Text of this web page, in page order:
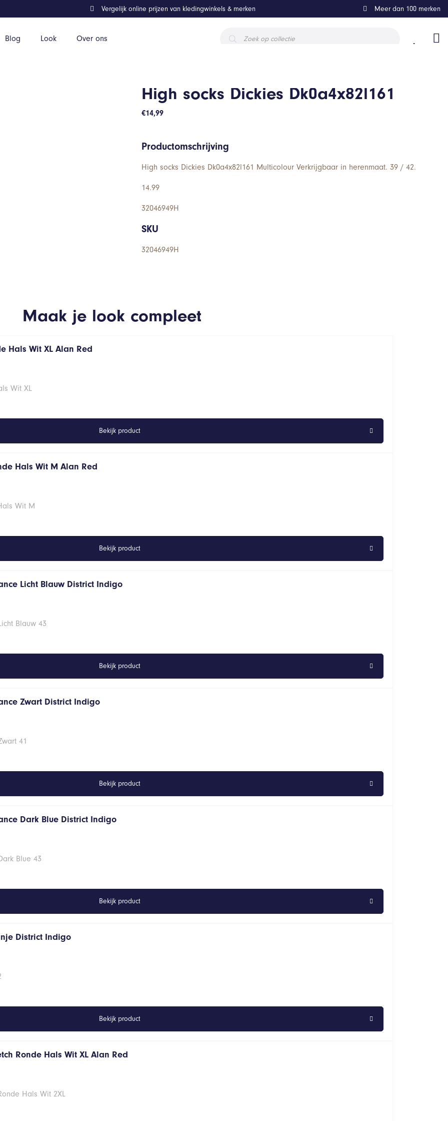
Blog Look Over ons
zoeken
Vergelijk online prijzen van kledingwinkels & merken Meer dan 100 merken
High socks Dickies Dk0a4x82l161
€14,99
Productomschrijving
High socks Dickies Dk0a4x82l161 Multicolour Verkrijgbaar in herenmaat. 39 / 42.
14.99
32046949H
SKU
32046949H
Maak je look compleet
Hals Wit XL Alan Red
Wit XL
Bekijk product
Hals Wit M Alan Red
Wit M
Bekijk product
Licht Blauw District Indigo
Blauw 43
Bekijk product
Zwart District Indigo
41
Bekijk product
Dark Blue District Indigo
Blue 43
Bekijk product
District Indigo
Bekijk product
Ronde Hals Wit XL Alan Red
Hals Wit 2XL